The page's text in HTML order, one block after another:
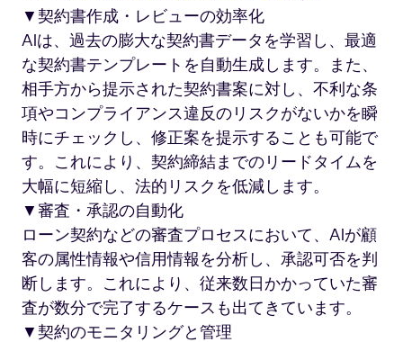
▼契約書作成・レビューの効率化
AIは、過去の膨大な契約書データを学習し、最適
な契約書テンプレートを自動生成します。また、
相手方から提示された契約書案に対し、不利な条
項やコンプライアンス違反のリスクがないかを瞬
時にチェックし、修正案を提示することも可能で
す。これにより、契約締結までのリードタイムを
大幅に短縮し、法的リスクを低減します。
▼審査・承認の自動化
ローン契約などの審査プロセスにおいて、AIが顧
客の属性情報や信用情報を分析し、承認可否を判
断します。これにより、従来数日かかっていた審
査が数分で完了するケースも出てきています。
▼契約のモニタリングと管理